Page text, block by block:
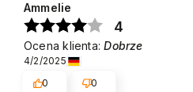
Ammelie
4
Ocena klienta:Dobrze
4/2/2025
0
0